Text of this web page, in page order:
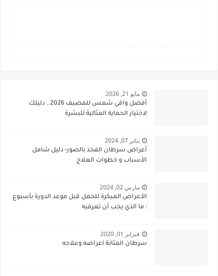
مايو 21, 2026
أفضل واقي شمس للمصيف 2026.. دليلك
لاختيار الحماية المثالية للبشرة
يناير 07, 2024
أعراض سرطان الفخذ بالصور- دليل شامل
الأسباب و خطوات العلاج
مارس 02, 2024
الأعراض المبكرة للحمل قبل موعد الدورة بأسبوع
: ما الذي يجب أن تعرفيه
فبراير 01, 2020
سرطان المثانة اعراضه وعلاجه